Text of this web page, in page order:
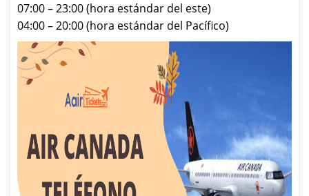
07:00 – 23:00 (hora estándar del este)
04:00 – 20:00 (hora estándar del Pacífico)